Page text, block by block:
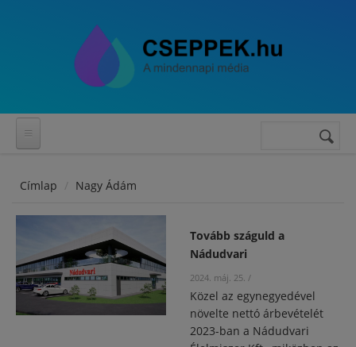
Keresés
Címlap Nagy Ádám
Tovább száguld a
Nádudvari
2024. máj. 25. /
Közel az egynegyedével
növelte nettó árbevételét
2023-ban a Nádudvari